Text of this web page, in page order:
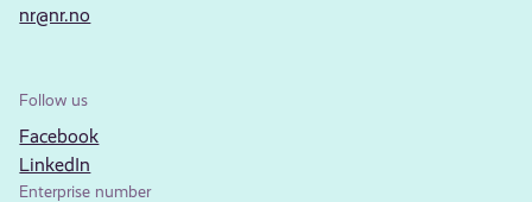
nr@nr.no
Follow us
Facebook
LinkedIn
Enterprise number